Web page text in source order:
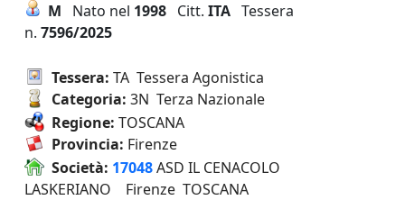
M Nato nel 1998 Citt. ITA Tessera
n. 7596/2025
Tessera: TA Tessera Agonistica
Categoria: 3N Terza Nazionale
Regione: TOSCANA
Provincia: Firenze
Società: 17048ASD IL CENACOLO
LASKERIANO Firenze TOSCANA